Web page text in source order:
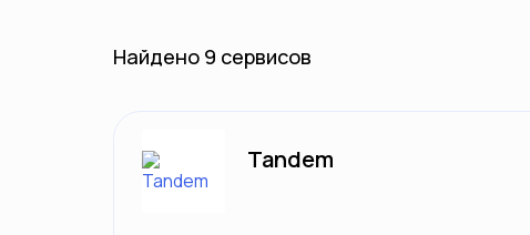
Найдено 9 сервисов
Tandem